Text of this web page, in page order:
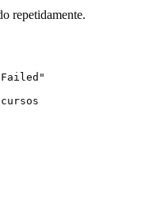
repetidamente.